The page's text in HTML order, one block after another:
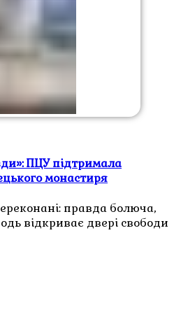
ПЦУ підтримала
монастиря
правда болюча,
відкриває двері свободи